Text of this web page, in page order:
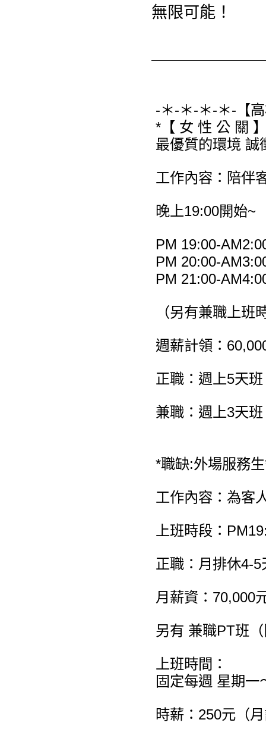
無限可能！
-＊-＊-＊-＊-【
*【 女 性 公 關
最優質的環境 誠
工作內容：陪伴
晚上19:00開始~
PM 19:00-
PM 20:00-
PM 21:00-
（另有兼職上班
週薪計領：
正職：週上5天
兼職：週上3天
*職缺:外場服務
工作內容：為客
上班時段：
正職：月排休4-
月薪資：70,000
另有 兼職PT班
上班時間：
固定每週 星期
時薪：250元（